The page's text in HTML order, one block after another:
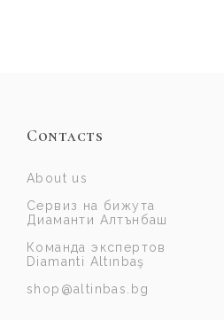
Contacts
About us
Сервиз на бижута
Диаманти Алтънбаш
Команда экспертов
Diamanti Altınbaş
shop@altinbas.bg